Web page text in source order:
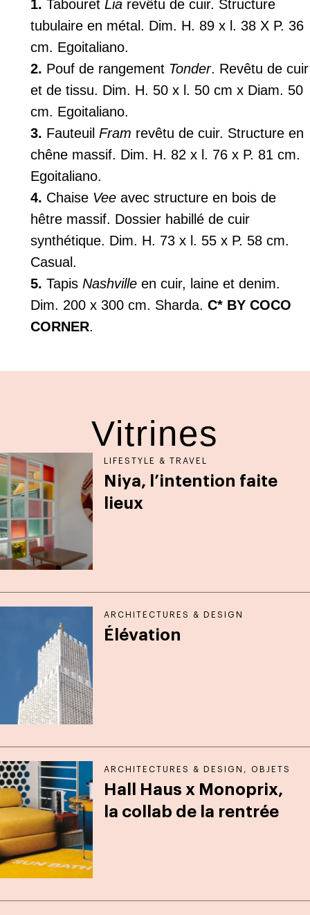
1. Tabouret Lia revêtu de cuir. Structure
tubulaire en métal. Dim. H. 89 x l. 38 X P. 36
cm. Egoitaliano.
2. Pouf de rangement Tonder. Revêtu de cuir
et de tissu. Dim. H. 50 x l. 50 cm x Diam. 50
cm. Egoitaliano.
3. Fauteuil Fram revêtu de cuir. Structure en
chêne massif. Dim. H. 82 x l. 76 x P. 81 cm.
Egoitaliano.
4. Chaise Vee avec structure en bois de
hêtre massif. Dossier habillé de cuir
synthétique. Dim. H. 73 x l. 55 x P. 58 cm.
Casual.
5. Tapis Nashville en cuir, laine et denim.
Dim. 200 x 300 cm. Sharda. C* BY COCO
CORNER.
Vitrines
LIFESTYLE & TRAVEL
Niya, l’intention faite
lieux
ARCHITECTURES & DESIGN
Élévation
ARCHITECTURES & DESIGN ,OBJETS
Hall Haus x Monoprix,
la collab de la rentrée